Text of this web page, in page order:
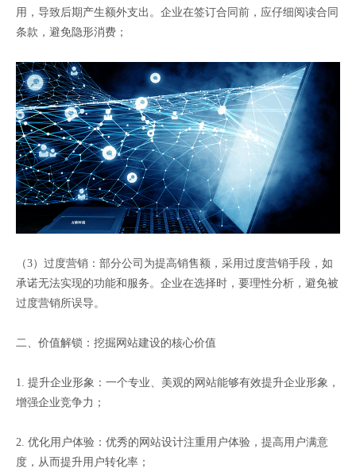
用，导致后期产生额外支出。企业在签订合同前，应仔细阅读合同
条款，避免隐形消费；
（3）过度营销：部分公司为提高销售额，采用过度营销手段，如
承诺无法实现的功能和服务。企业在选择时，要理性分析，避免被
过度营销所误导。
二、价值解锁：挖掘网站建设的核心价值
1. 提升企业形象：一个专业、美观的网站能够有效提升企业形象，
增强企业竞争力；
2. 优化用户体验：优秀的网站设计注重用户体验，提高用户满意
度，从而提升用户转化率；